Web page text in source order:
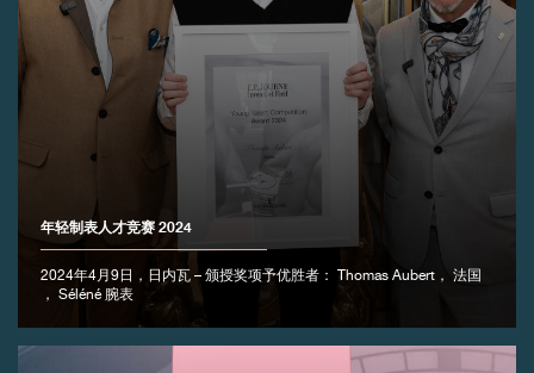
年轻制表人才竞赛 2024
2024年4月9日，日内瓦 – 颁授奖项予优胜者： Thomas Aubert， 法国
， Séléné 腕表
伪冒品